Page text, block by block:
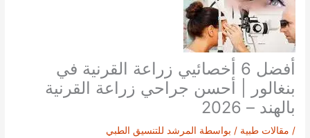
أفضل 6 أخصائيي زراعة القرنية في
بنغالور | أحسن جراحي زراعة القرنية
بالهند – 2026
/ مقالات طبية / بواسطة المرشد للتنسيق الطبي